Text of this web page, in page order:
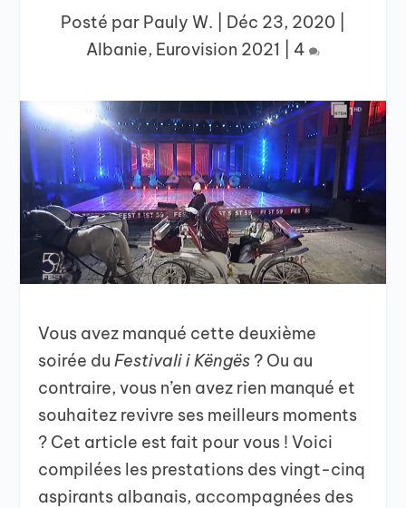
Posté par Pauly W. Déc 23, 2020
Albanie, Eurovision 2021 4
Vous avez manqué cette deuxième
soirée duFestivali i Këngës ? Ou au
contraire, vous n’en avez rien manqué et
souhaitez revivre ses meilleurs moments
? Cet article est fait pour vous ! Voici
compilées les prestations des vingt-cinq
aspirants albanais, accompagnées des